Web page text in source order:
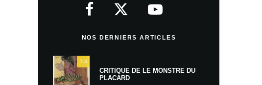
NOS DERNIERS ARTICLES
7.5
CRITIQUE DE LE MONSTRE DU
PLACARD